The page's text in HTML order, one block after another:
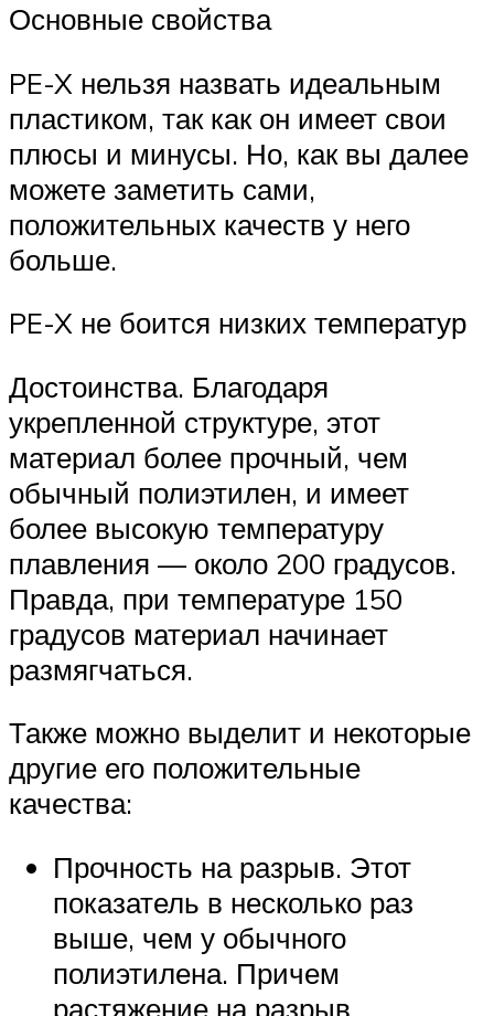
Основные свойства
PE-X нельзя назвать идеальным
пластиком, так как он имеет свои
плюсы и минусы. Но, как вы далее
можете заметить сами,
положительных качеств у него
больше.
PE-X не боится низких температур
Достоинства. Благодаря
укрепленной структуре, этот
материал более прочный, чем
обычный полиэтилен, и имеет
более высокую температуру
плавления — около 200 градусов.
Правда, при температуре 150
градусов материал начинает
размягчаться.
Также можно выделит и некоторые
другие его положительные
качества:
Прочность на разрыв. Этот
показатель в несколько раз
выше, чем у обычного
полиэтилена. Причем
растяжение на разрыв